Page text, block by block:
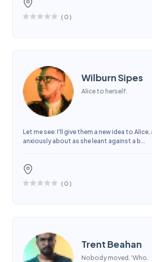
( 0 )
Wilburn Sipes
Alice to herself.
Let me see: I'll give them a new idea to
anxiously about as she leant against a b...
( 0 )
Trent Beahan
Nobody moved. 'Who.